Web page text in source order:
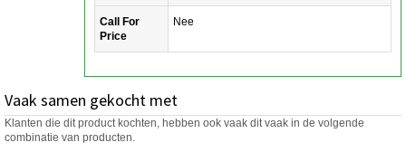
Call For
Price
Nee
Vaak samen gekocht met
Klanten die dit product kochten, hebben ook vaak dit vaak in de volgende
combinatie van producten.